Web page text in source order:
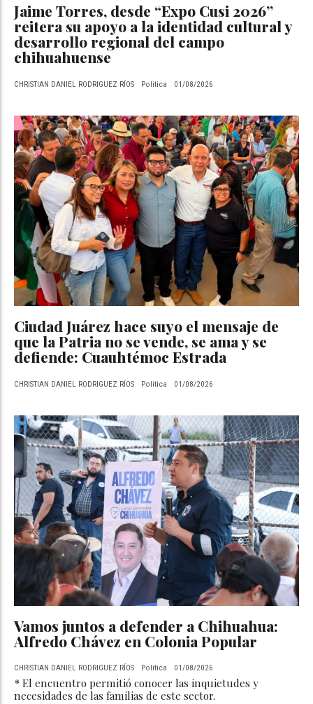
Jaime Torres, desde “Expo Cusi 2026”
reitera su apoyo a la identidad cultural y
desarrollo regional del campo
chihuahuense
CHRISTIAN DANIEL RODRIGUEZ RÍOS Politica 01/08/2026
Ciudad Juárez hace suyo el mensaje de
que la Patria no se vende, se ama y se
defiende: Cuauhtémoc Estrada
CHRISTIAN DANIEL RODRIGUEZ RÍOS Politica 01/08/2026
Vamos juntos a defender a Chihuahua:
Alfredo Chávez en Colonia Popular
CHRISTIAN DANIEL RODRIGUEZ RÍOS Politica 01/08/2026
* El encuentro permitió conocer las inquietudes y
necesidades de las familias de este sector.